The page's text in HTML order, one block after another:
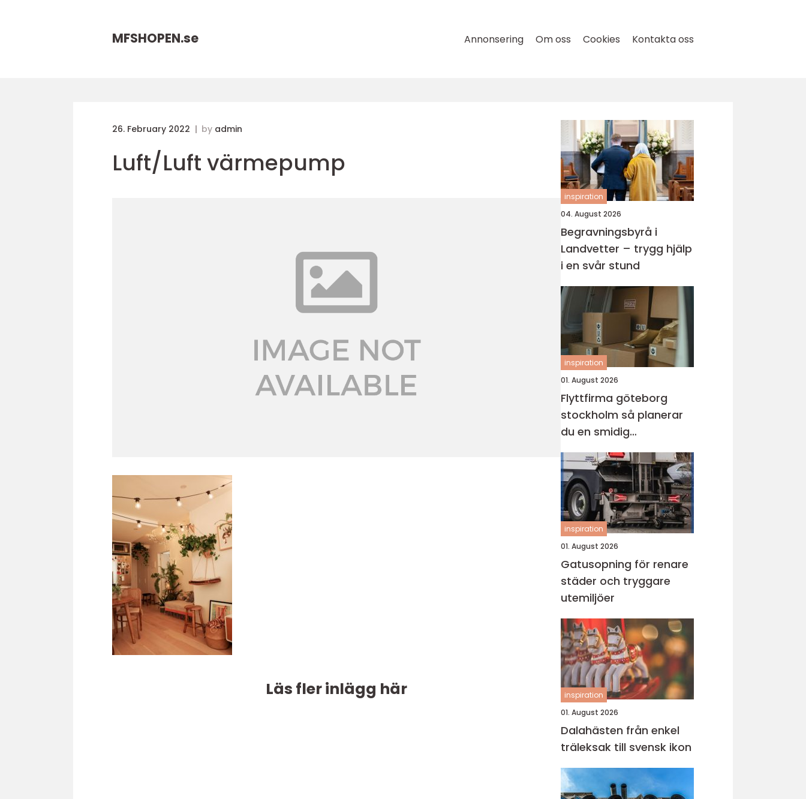
MFSHOPEN.se Annonsering Om oss Cookies Kontakta oss
26. February 2022 by admin
Luft/Luft värmepump
Läs fler inlägg här
inspiration
04. August 2026
Begravningsbyrå i
Landvetter – trygg hjälp
i en svår stund
inspiration
01. August 2026
Flyttfirma göteborg
stockholm så planerar
du en smidig
långdistansflytt
inspiration
01. August 2026
Gatusopning för renare
städer och tryggare
utemiljöer
inspiration
01. August 2026
Dalahästen från enkel
träleksak till svensk ikon